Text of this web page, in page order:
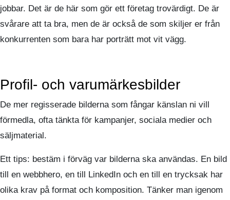
jobbar. Det är de här som gör ett företag trovärdigt. De är
svårare att ta bra, men de är också de som skiljer er från
konkurrenten som bara har porträtt mot vit vägg.
Profil- och varumärkesbilder
De mer regisserade bilderna som fångar känslan ni vill
förmedla, ofta tänkta för kampanjer, sociala medier och
säljmaterial.
Ett tips: bestäm i förväg var bilderna ska användas. En bild
till en webbhero, en till LinkedIn och en till en trycksak har
olika krav på format och komposition. Tänker man igenom